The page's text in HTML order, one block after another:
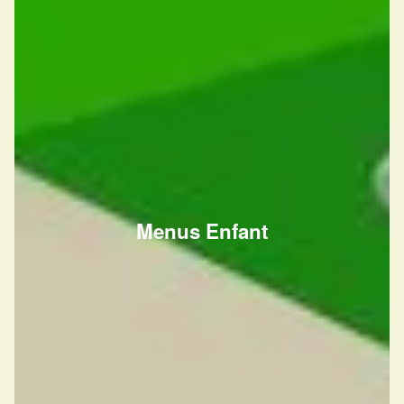
Menus Enfant